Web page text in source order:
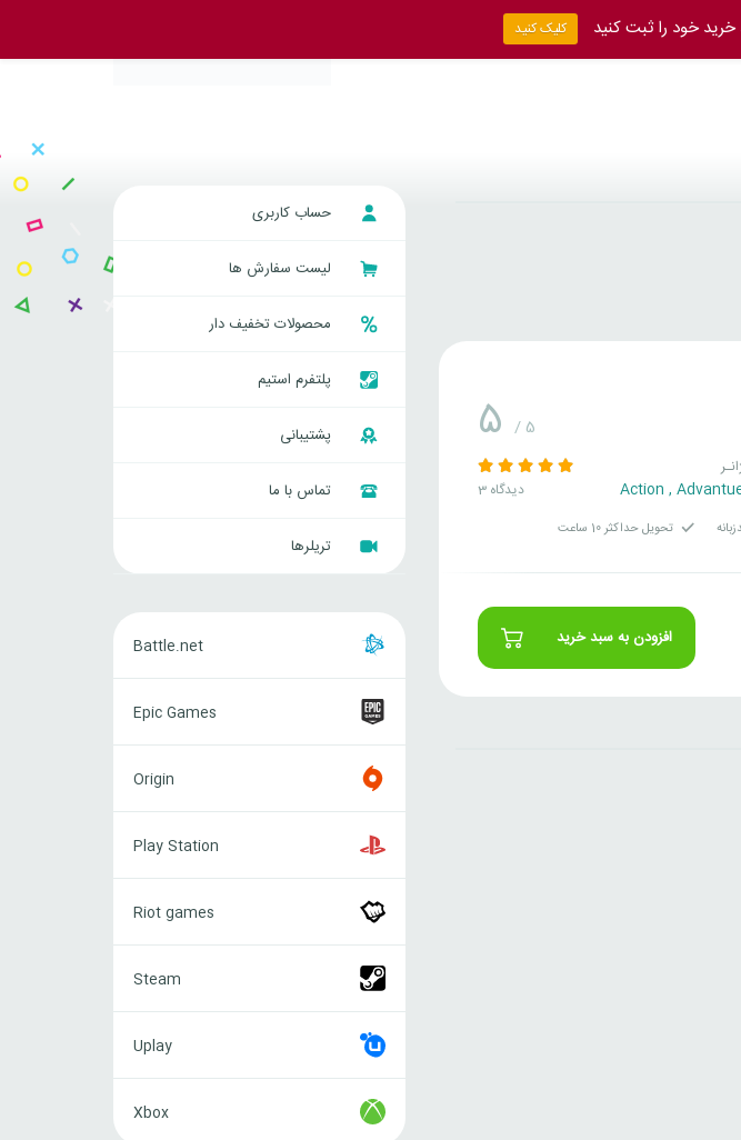
Action ,
5 / 5
3 دیدگاه
تحویل حداکثر 10 ساعت
افزودن به سبد خرید
حساب کاربری
لیست سفارش ها
محصولات تخفیف دار
پلتفرم استیم
پشتیبانی
تماس با ما
تریلرها
Battle.net
Games
Epic Games
Origin
Station
Play Station
games
Riot games
Steam
Uplay
Xbox
خود را ثبت کنید کلیک کنید